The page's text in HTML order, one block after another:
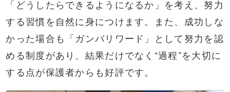
「どうしたらできるようになるか」を考え、努力
する習慣を自然に身につけます。また、成功しな
かった場合も「ガンバリワード」として努力を認
める制度があり、結果だけでなく“過程”を大切に
する点が保護者からも好評です。